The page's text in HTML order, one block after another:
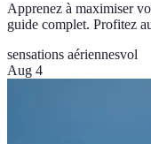
Apprenez à maximiser
guide complet. Profitez
sensations aériennesvol
Aug 4